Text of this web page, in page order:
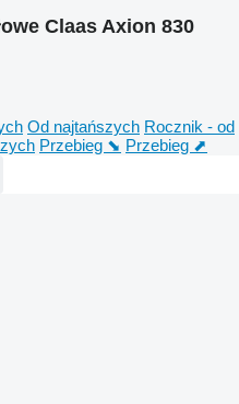
Claas Axion 830
Od najtańszych Rocznik - od
Przebieg ⬊ Przebieg ⬈